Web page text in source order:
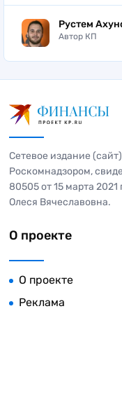
Рустем
Автор КП
Сетевое издание
Роскомнадзором,
80505 от 15 марта
Олеся Вячеславовна.
О проекте
О проекте
Реклама